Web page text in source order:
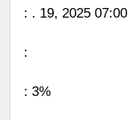
: . 19, 2025 07:00
:
: 3%